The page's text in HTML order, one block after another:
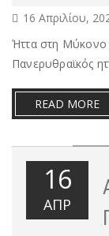
16 Απριλίου,
Ήττα στη Μύκονο
Πανερυθραϊκός
READ MORE
16
ΑΠΡ